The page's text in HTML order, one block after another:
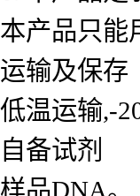
本产品只能
运输及保存
低温运输,-
自备试剂
样品DNA。